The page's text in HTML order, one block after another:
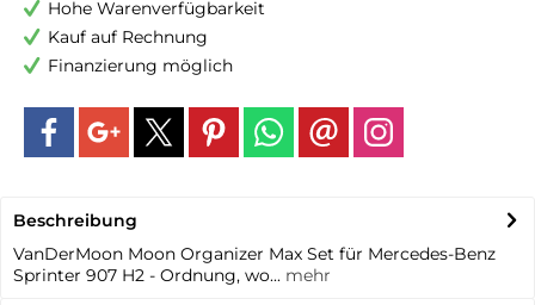
Hohe Warenverfügbarkeit
Kauf auf Rechnung
Finanzierung möglich
Beschreibung
VanDerMoon Moon Organizer Max Set für Mercedes-Benz
Sprinter 907 H2 - Ordnung, wo... mehr